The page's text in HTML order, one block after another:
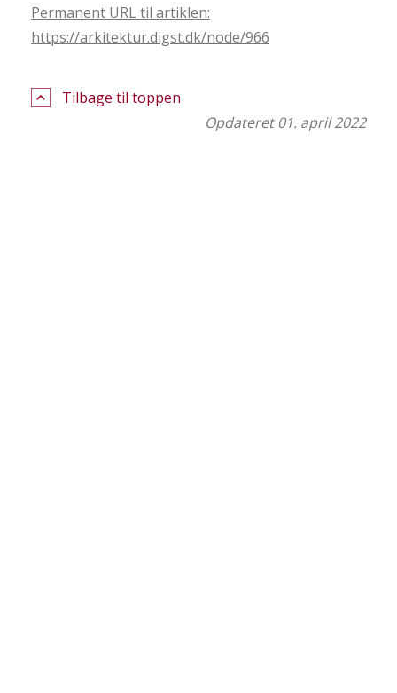
Permanent URL til artiklen:
https://arkitektur.digst.dk/node/966
Tilbage til toppen
Opdateret 01. april 2022